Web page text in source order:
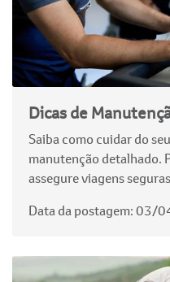
Dicas de
Saiba como cuidar do
manutenção detalhado.
assegure viagens
Data da postagem: 03/